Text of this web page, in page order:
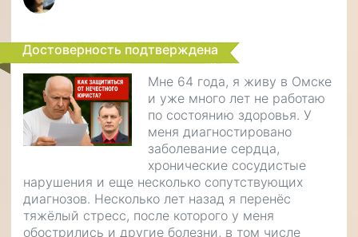
Достоверность подтверждена
Мне 64 года, я живу в Омске
и уже много лет не работаю
по состоянию здоровья. У
меня диагностировано
заболевание сердца,
хронические сосудистые
нарушения и еще несколько сопутствующих
диагнозов. Несколько лет назад я перенёс
тяжёлый стресс, после которого у меня
обострились и другие болезни, в том числе